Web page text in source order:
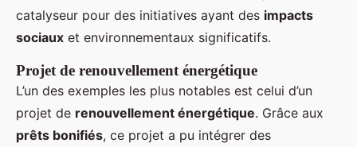
catalyseur pour des initiatives ayant des impacts
sociaux et environnementaux significatifs.
Projet de renouvellement énergétique
L’un des exemples les plus notables est celui d’un
projet de renouvellement énergétique. Grâce aux
prêts bonifiés, ce projet a pu intégrer des